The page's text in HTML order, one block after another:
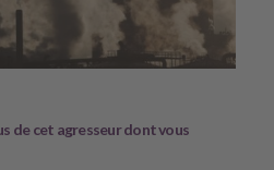
de cet agresseur dont vous